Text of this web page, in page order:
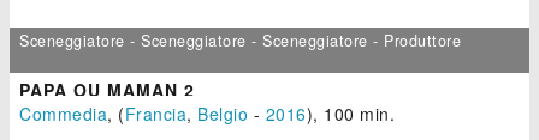
Sceneggiatore - Sceneggiatore - Sceneggiatore - Produttore
PAPA OU MAMAN 2
Commedia, (Francia, Belgio - 2016), 100 min.